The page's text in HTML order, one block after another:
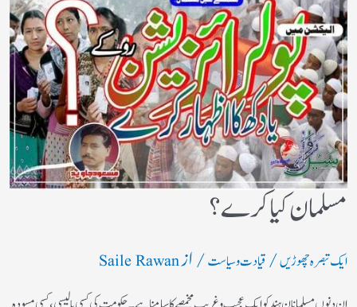
مسلمان کیا کرے؟
ایک تبصرہ چھوڑیں/قیادت وسیاست/ ازSaile Rawan